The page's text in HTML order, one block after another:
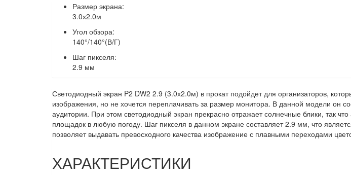
Размер экрана:
3.0х2.0м
Угол обзора:
140°/140°(В/Г)
Шаг пикселя:
2.9 мм
Светодиодный экран P2 DW2 2.9 (3.0х2.0м) в прокат подойдет для организаторов,
изображения, но не хочется переплачивать за размер монитора. В данной модели он
аудитории. При этом светодиодный экран прекрасно отражает солнечные блики, так
площадок в любую погоду. Шаг пикселя в данном экране составляет 2.9 мм, что
позволяет выдавать превосходного качества изображение с плавными переходами
ХАРАКТЕРИСТИКИ